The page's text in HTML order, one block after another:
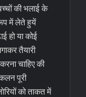
की भलाई के
रूप में लेते हुयें
हो या कोई
तैयारी
चाहिए की
पूरी
को ताकत में